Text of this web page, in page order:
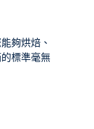
夠烘焙、
標準毫無